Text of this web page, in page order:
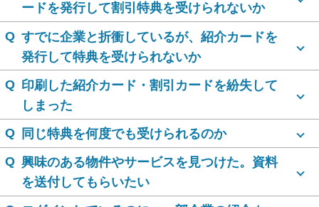
ードを発行して割引特典を受けられないか
Q すでに企業と折衝しているが、紹介カードを
発行して特典を受けられないか
Q 印刷した紹介カード・割引カードを紛失して
しまった
Q
同じ特典を何度でも受けられるのか
Q 興味のある物件やサービスを見つけた。資料
を送付してもらいたい